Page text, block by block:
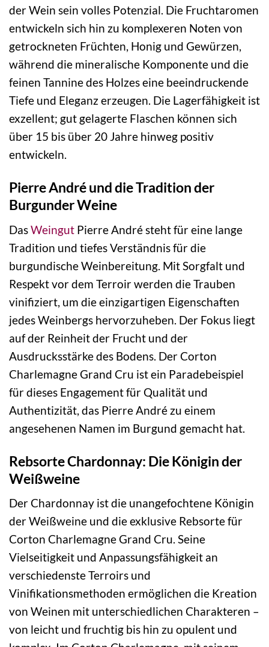
der Wein sein volles Potenzial. Die Fruchtaromen
entwickeln sich hin zu komplexeren Noten von
getrockneten Früchten, Honig und Gewürzen,
während die mineralische Komponente und die
feinen Tannine des Holzes eine beeindruckende
Tiefe und Eleganz erzeugen. Die Lagerfähigkeit ist
exzellent; gut gelagerte Flaschen können sich
über 15 bis über 20 Jahre hinweg positiv
entwickeln.
Pierre André und die Tradition der
Burgunder Weine
DasWeingut Pierre André steht für eine lange
Tradition und tiefes Verständnis für die
burgundische Weinbereitung. Mit Sorgfalt und
Respekt vor dem Terroir werden die Trauben
vinifiziert, um die einzigartigen Eigenschaften
jedes Weinbergs hervorzuheben. Der Fokus liegt
auf der Reinheit der Frucht und der
Ausdrucksstärke des Bodens. Der Corton
Charlemagne Grand Cru ist ein Paradebeispiel
für dieses Engagement für Qualität und
Authentizität, das Pierre André zu einem
angesehenen Namen im Burgund gemacht hat.
Rebsorte Chardonnay: Die Königin der
Weißweine
Der Chardonnay ist die unangefochtene Königin
der Weißweine und die exklusive Rebsorte für
Corton Charlemagne Grand Cru. Seine
Vielseitigkeit und Anpassungsfähigkeit an
verschiedenste Terroirs und
Vinifikationsmethoden ermöglichen die Kreation
von Weinen mit unterschiedlichen Charakteren –
von leicht und fruchtig bis hin zu opulent und